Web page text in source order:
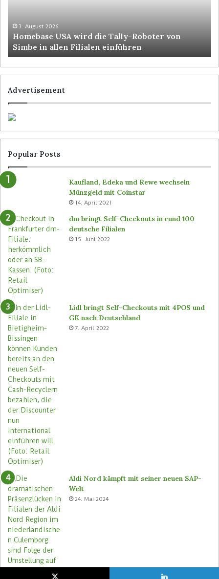
3. August 2026
Homebase USA wird die Tally-Roboter von
Simbe in allen Filialen einführen
Advertisement
Popular Posts
Kaufland, Edeka und Rewe wechseln
Münzgeld mit Coinstar
14. April 2021
dm bringt Self-Checkouts in rund 100
deutsche Filialen
15. Juni 2022
Lidl bringt Self-Checkouts mit 4POS und
GK nach Deutschland
7. April 2022
Aldi Nord kämpft mit seiner neuen SAP-
Welt
24. Mai 2024